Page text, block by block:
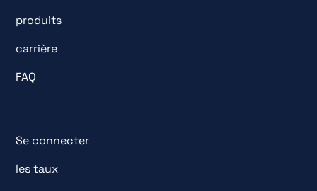
produits
carrière
FAQ
Se connecter
les taux